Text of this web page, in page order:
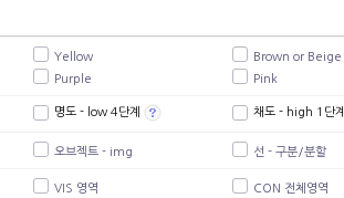
Yellow Brown or Beige
Purple Pink
명도 - low 4단계 채도 - high 1단계
오브젝트 - img 선 - 구분/분할
VIS 영역 CON 전체영역